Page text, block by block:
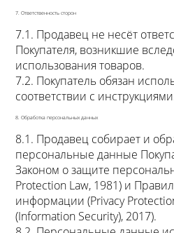
7. Ответственность сторон
7.1. Продавец не несёт
Покупателя, возникшие
использования товаров.
7.2. Покупатель обязан
соответствии с
8. Обработка персональных данных
8.1. Продавец собирает и
персональные данные
Законом о защите
Protection Law, 1981) и
информации (Privacy
(Information Security), 2017).